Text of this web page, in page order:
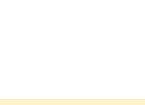
共同參與。
，也為自身與家人累積福德、種
主法！幫你累積的功德福報自然